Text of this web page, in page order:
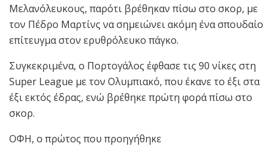
Μελανόλευκους, παρότι βρέθηκαν πίσω στο σκορ, με
τον Πέδρο Μαρτίνς να σημειώνει ακόμη ένα σπουδαίο
επίτευγμα στον ερυθρόλευκο πάγκο.
Συγκεκριμένα, ο Πορτογάλος έφθασε τις 90 νίκες στη
Super League με τον Ολυμπιακό, που έκανε το έξι στα
έξι εκτός έδρας, ενώ βρέθηκε πρώτη φορά πίσω στο
σκορ.
ΟΦΗ, ο πρώτος που προηγήθηκε